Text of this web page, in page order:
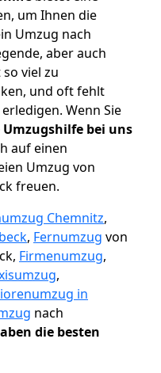
um Ihnen die
Umzug nach
aber auch
viel zu
und oft fehlt
Wenn Sie
bei uns
auf einen
Umzug von
freuen.
Chemnitz,
, Fernumzug von
Firmenumzug,
,
in
nach
die besten